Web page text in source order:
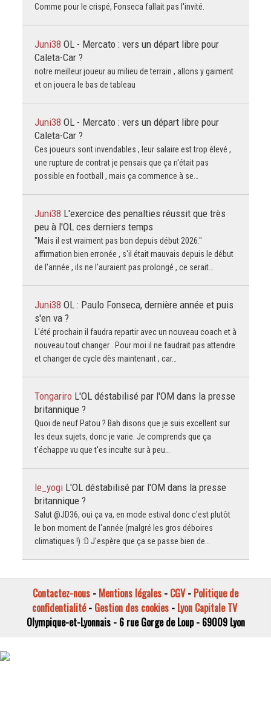
Comme pour le crispé, Fonseca fallait pas l'invité.
Juni38 OL - Mercato : vers un départ libre pour
Caleta-Car ?
notre meilleur joueur au milieu de terrain , allons y gaiment
et on jouera le bas de tableau
Juni38 OL - Mercato : vers un départ libre pour
Caleta-Car ?
Ces joueurs sont invendables , leur salaire est trop élevé ,
une rupture de contrat je pensais que ça n'était pas
possible en football , mais ça commence à se…
Juni38 L'exercice des penalties réussit que très
peu à l'OL ces derniers temps
"Mais il est vraiment pas bon depuis début 2026."
affirmation bien erronée , s'il était mauvais depuis le début
de l'année , ils ne l'auraient pas prolongé , ce serait…
Juni38 OL : Paulo Fonseca, dernière année et puis
s'en va ?
L'été prochain il faudra repartir avec un nouveau coach et à
nouveau tout changer . Pour moi il ne faudrait pas attendre
et changer de cycle dès maintenant , car…
Tongariro L'OL déstabilisé par l'OM dans la presse
britannique ?
Quoi de neuf Patou ? Bah disons que je suis excellent sur
les deux sujets, donc je varie. Je comprends que ça
t'échappe vu que t'es inculte sur à peu…
le_yogi L'OL déstabilisé par l'OM dans la presse
britannique ?
Salut @JD36, oui ça va, en mode estival donc c'est plutôt
le bon moment de l'année (malgré les gros déboires
climatiques !) :D J'espère que ça se passe bien de…
Contactez-nous - Mentions légales - CGV- Politique de
confidentialité- Gestion des cookies- Lyon Capitale TV
Olympique-et-Lyonnais - 6 rue Gorge de Loup - 69009 Lyon